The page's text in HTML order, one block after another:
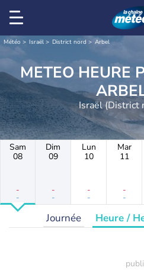
Météo Israël District nord Arbel
METEO HEURE
Israël (District
Sam
08
-
-
Dim
09
-
-
Lun
10
-
-
Mar
11
-
-
Journée Heure /